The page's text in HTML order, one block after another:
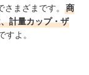
まざまです。
商
計量カップ・ザ
すよ。